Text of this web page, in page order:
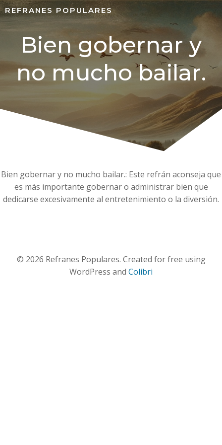
REFRANES POPULARES
Bien gobernar y
no mucho bailar.
Bien gobernar y no mucho bailar.: Este refrán aconseja que
es más importante gobernar o administrar bien que
dedicarse excesivamente al entretenimiento o la diversión.
© 2026 Refranes Populares. Created for free using
WordPress and Colibri